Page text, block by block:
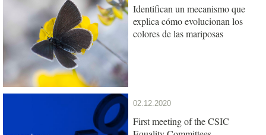
Identifican un mecanismo que
explica cómo evolucionan los
colores de las mariposas
02.12.2020
First meeting of the CSIC